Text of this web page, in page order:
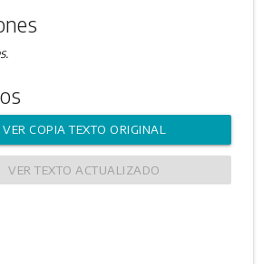
VER COPIA TEXTO ORIGINAL
VER TEXTO ACTUALIZADO